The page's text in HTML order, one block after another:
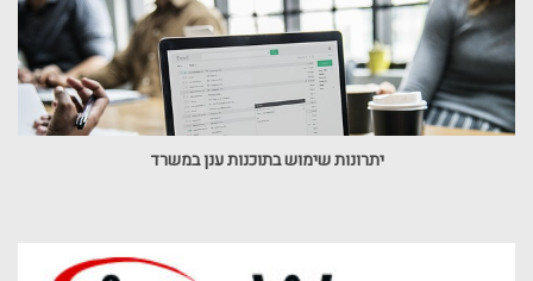
יתרונות שימוש בתוכנות ענן במשרד